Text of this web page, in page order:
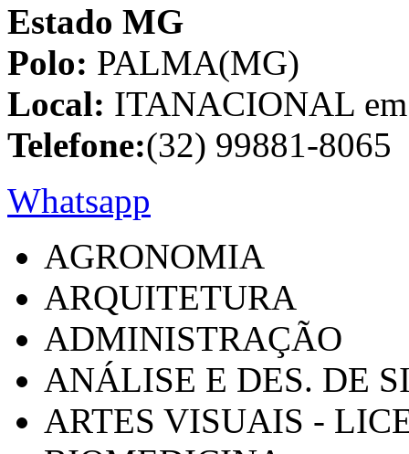
Estado MG
Polo: PALMA(MG)
Local: ITANACIONAL
Telefone:(32) 99881-8065
Whatsapp
AGRONOMIA
ARQUITETURA
ADMINISTRAÇÃO
ANÁLISE E DES. DE
ARTES VISUAIS -